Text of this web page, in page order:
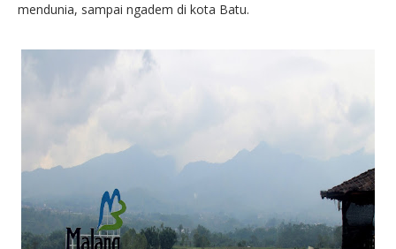
mendunia, sampai ngadem di kota Batu.